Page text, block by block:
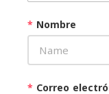
* Nombre
* Correo